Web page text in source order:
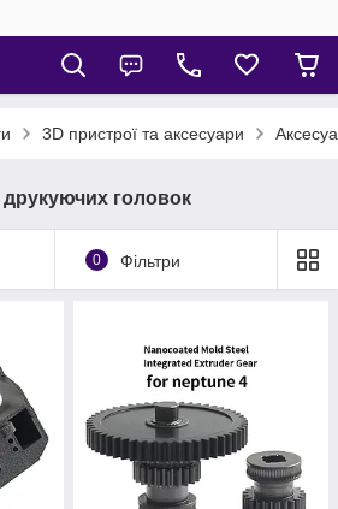
3D пристрої та аксесуари
друкуючих головок
0 Фільтри